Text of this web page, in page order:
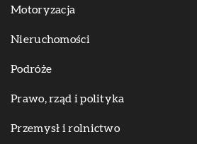
Motoryzacja
Nieruchomości
Podróże
Prawo, rząd i polityka
Przemysł i rolnictwo